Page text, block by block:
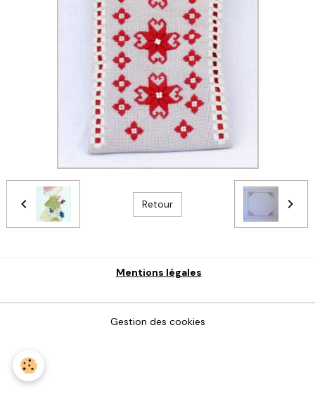
Retour
Mentions légales
Gestion des cookies